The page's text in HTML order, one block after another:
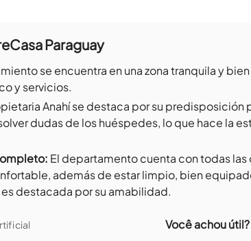
Casa Paraguay
se encuentra en una zona tranquila y
y servicios.
Anahí se destaca por su predisposición
dudas de los huéspedes, lo que hace la
: El departamento cuenta con todas
además de estar limpio, bien
destacada por su amabilidad.
Você achou útil?